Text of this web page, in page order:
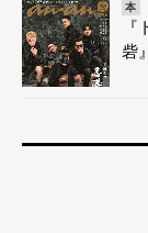
本
砦